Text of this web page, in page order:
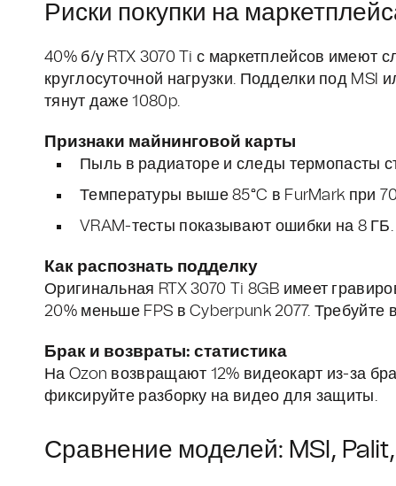
Риски покупки на
40% б/у RTX 3070 Ti с маркетплейсов имеют
круглосуточной нагрузки. Подделки под
тянут даже 1080p.
Признаки майнинговой карты
Пыль в радиаторе и следы термопасты
Температуры выше 85°C в FurMark при
VRAM-тесты показывают ошибки на 8 ГБ.
Как распознать подделку
Оригинальная RTX 3070 Ti 8GB имеет
20% меньше FPS в Cyberpunk 2077. Требуйте
Брак и возвраты: статистика
На Ozon возвращают 12% видеокарт из-за
фиксируйте разборку на видео для защиты.
Сравнение моделей: MSI,